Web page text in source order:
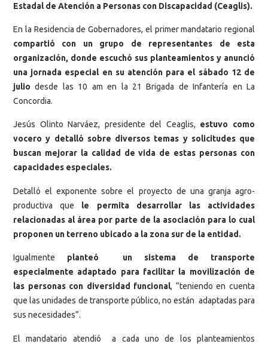
Estadal de Atención a Personas con Discapacidad (Ceaglis).
En la Residencia de Gobernadores, el primer mandatario regional
compartió con un grupo de representantes de esta
organización, donde escuchó sus planteamientos y anunció
una jornada especial en su atención para el sábado 12 de
juliodesde las 10 am en la 21 Brigada de Infantería en La
Concordia.
Jesús Olinto Narváez, presidente del Ceaglis, estuvo como
vocero y detalló sobre diversos temas y solicitudes que
buscan mejorar la calidad de vida de estas personas con
capacidades especiales.
Detalló el exponente sobre el proyecto de una granja agro-
productiva que le permita desarrollar las actividades
relacionadas al área por parte de la asociación para lo cual
proponen un terreno ubicado a la zona sur de la entidad.
Igualmente planteó un sistema de transporte
especialmente adaptado para facilitar la movilización de
las personas con diversidad funcional, “teniendo en cuenta
que las unidades de transporte público, no están adaptadas para
sus necesidades”.
El mandatario atendió a cada uno de los planteamientos